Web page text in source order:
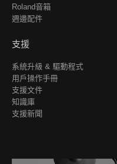
Roland音箱
週邊配件
支援
系統升級 & 驅動程式
用戶操作手冊
支援文件
知識庫
支援新聞